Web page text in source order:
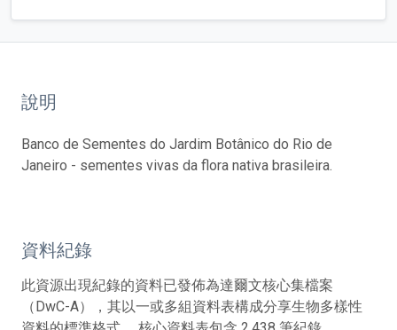
說明
Banco de Sementes do Jardim Botânico do Rio de
Janeiro - sementes vivas da flora nativa brasileira.
資料紀錄
此資源出現紀錄的資料已發佈為達爾文核心集檔案
（DwC-A），其以一或多組資料表構成分享生物多樣性